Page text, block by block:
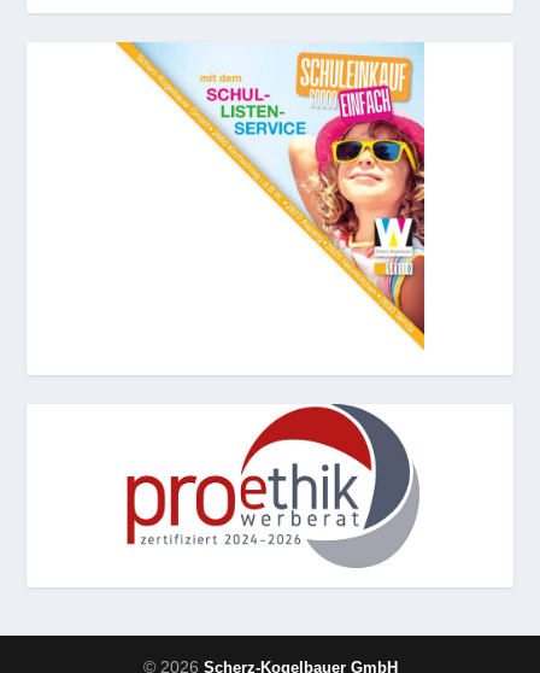
© 2026 Scherz-Kogelbauer GmbH